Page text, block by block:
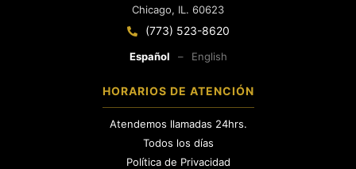
Chicago, IL. 60623
(773) 523-8620
Español – English
HORARIOS DE ATENCIÓN
Atendemos llamadas 24hrs.
Todos los días
Política de Privacidad